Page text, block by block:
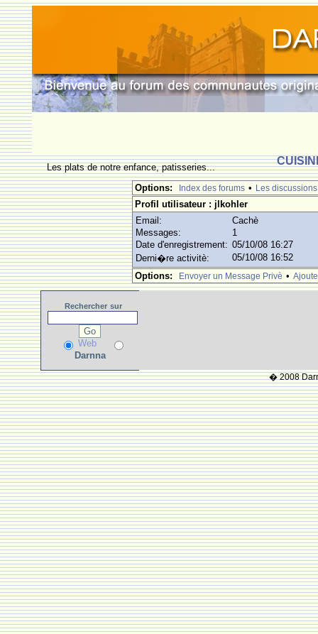
Les plats de notre enfance, patisseries...
Options:
Index des forums • Les discussions
Profil utilisateur : jlkohler
Email:
Cachè
Messages:
1
Date d'enregistrement: 05/10/08 16:27
Derni�re activitè:
05/10/08 16:52
Options:
Envoyer un Message Privè •
Rechercher sur
Web
Darnna
� 2008